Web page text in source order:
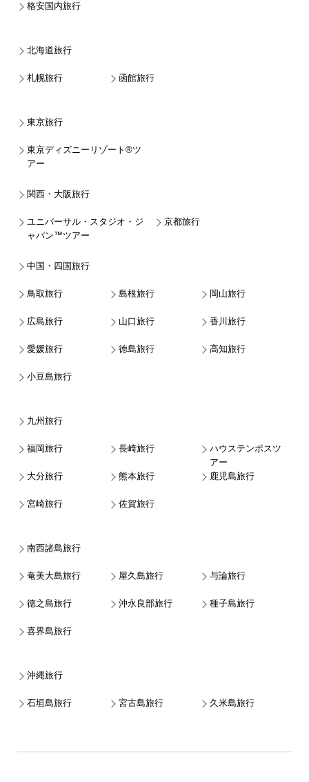
格安国内旅行
北海道旅行
札幌旅行 函館旅行
東京旅行
東京ディズニーリゾート®ツ
アー
関西・大阪旅行
ユニバーサル・スタジオ・ジ
ャパン™ツアー
京都旅行
中国・四国旅行
鳥取旅行 島根旅行 岡山旅行
広島旅行 山口旅行 香川旅行
愛媛旅行 徳島旅行 高知旅行
小豆島旅行
九州旅行
福岡旅行 長崎旅行
ハウステンボスツ
アー
大分旅行
熊本旅行 鹿児島旅行
宮崎旅行 佐賀旅行
南西諸島旅行
奄美大島旅行 屋久島旅行 与論旅行
徳之島旅行 沖永良部旅行 種子島旅行
喜界島旅行
沖縄旅行
石垣島旅行 宮古島旅行 久米島旅行